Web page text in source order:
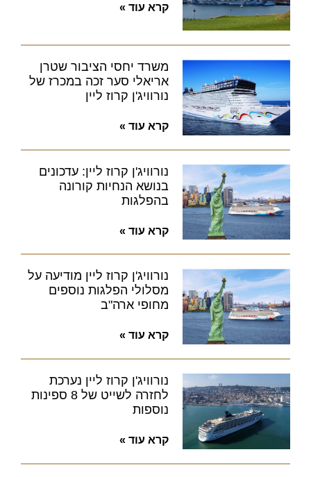
קרא עוד »
משרד יחסי הציבור שטרן
אריאלי סער זכה במכרז של
נורוויג'ן קרוז ליין
קרא עוד »
נורוויג'ן קרוז ליין: עדכונים
בנושא הנחיות קורונה
בהפלגות
קרא עוד »
נורוויג'ן קרוז ליין מודיעה על
מסלולי הפלגות נוספים
מחופי ארה"ב
קרא עוד »
נורוויג'ן קרוז ליין נערכת
לחזרה לשייט של 8 ספינות
נוספות
קרא עוד »